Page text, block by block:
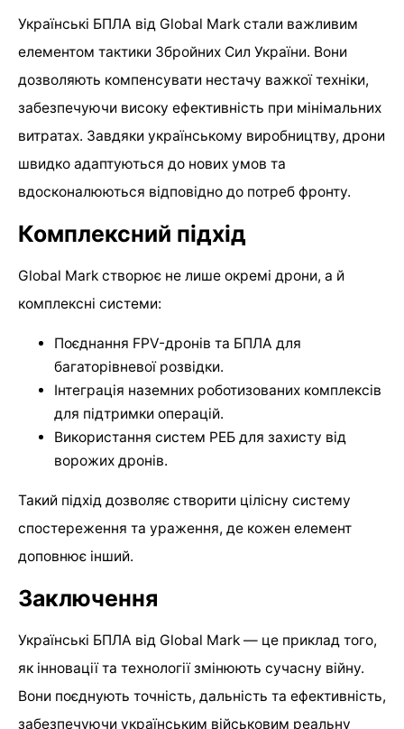
Українські БПЛА від Global Mark стали важливим
елементом тактики Збройних Сил України. Вони
дозволяють компенсувати нестачу важкої техніки,
забезпечуючи високу ефективність при мінімальних
витратах. Завдяки українському виробництву, дрони
швидко адаптуються до нових умов та
вдосконалюються відповідно до потреб фронту.
Комплексний підхід
Global Mark створює не лише окремі дрони, а й
комплексні системи:
Поєднання FPV-дронів та БПЛА для
багаторівневої розвідки.
Інтеграція наземних роботизованих комплексів
для підтримки операцій.
Використання систем РЕБ для захисту від
ворожих дронів.
Такий підхід дозволяє створити цілісну систему
спостереження та ураження, де кожен елемент
доповнює інший.
Заключення
Українські БПЛА від Global Mark — це приклад того,
як інновації та технології змінюють сучасну війну.
Вони поєднують точність, дальність та ефективність,
забезпечуючи українським військовим реальну